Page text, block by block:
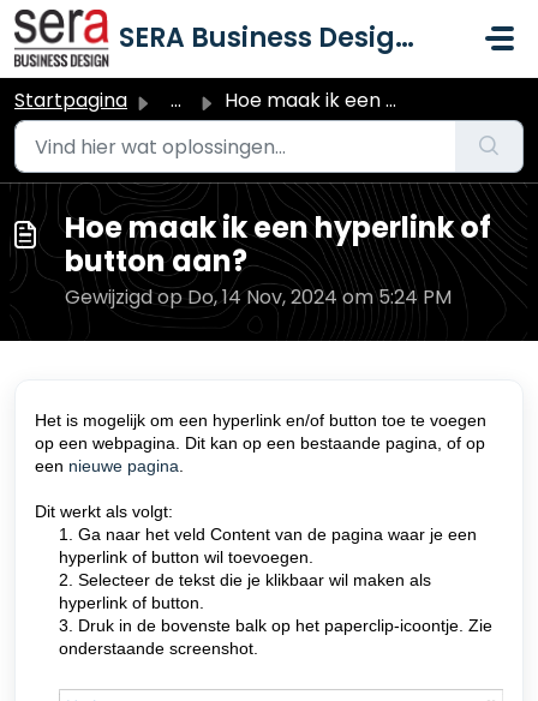
Doorgaan naar hoofdinhoud
SERA Business Design B.V.
Startpagina ... Hoe maak ik een hyperlink of button aan?
Hoe maak ik een hyperlink of
button aan?
Gewijzigd op Do, 14 Nov, 2024 om 5:24 PM
Het is mogelijk om een hyperlink en/of button toe te voegen
op een webpagina. Dit kan op een bestaande pagina, of op
een nieuwe pagina
Dit werkt als volgt:
1. Ga naar het veld Content van de pagina waar je een
hyperlink of button wil toevoegen.
2. Selecteer de tekst die je klikbaar wil maken als
hyperlink of button.
3. Druk in de bovenste balk op het paperclip-icoontje. Zie
onderstaande screenshot.